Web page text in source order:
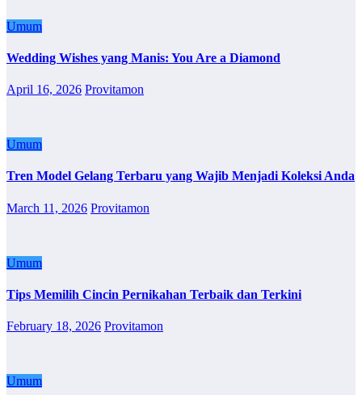
Umum
Wedding Wishes yang Manis: You Are a Diamond
April 16, 2026 Provitamon
Umum
Tren Model Gelang Terbaru yang Wajib Menjadi Koleksi Anda
March 11, 2026 Provitamon
Umum
Tips Memilih Cincin Pernikahan Terbaik dan Terkini
February 18, 2026 Provitamon
Umum